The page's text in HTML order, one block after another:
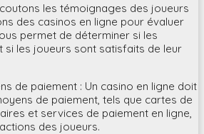
les témoignages des joueurs
des casinos en ligne pour évaluer
permet de déterminer si les
si les joueurs sont satisfaits de leur
de paiement : Un casino en ligne doit
de paiement, tels que cartes de
et services de paiement en ligne,
des joueurs.